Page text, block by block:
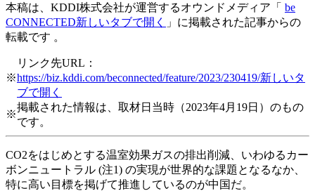
本稿は、KDDI株式会社が運営するオウンドメディア「 be
CONNECTED新しいタブで開く
」に掲載された記事からの
転載です 。
※
リンク先URL：
https://biz.kddi.com/beconnected/feature/2023/230419/新しいタ
ブで開く
※
掲載された情報は、取材日当時（2023年4月19日）のもの
です。
CO2をはじめとする温室効果ガスの排出削減、いわゆるカー
ボンニュートラル (注1) の実現が世界的な課題となるなか、
特に高い目標を掲げて推進しているのが中国だ。